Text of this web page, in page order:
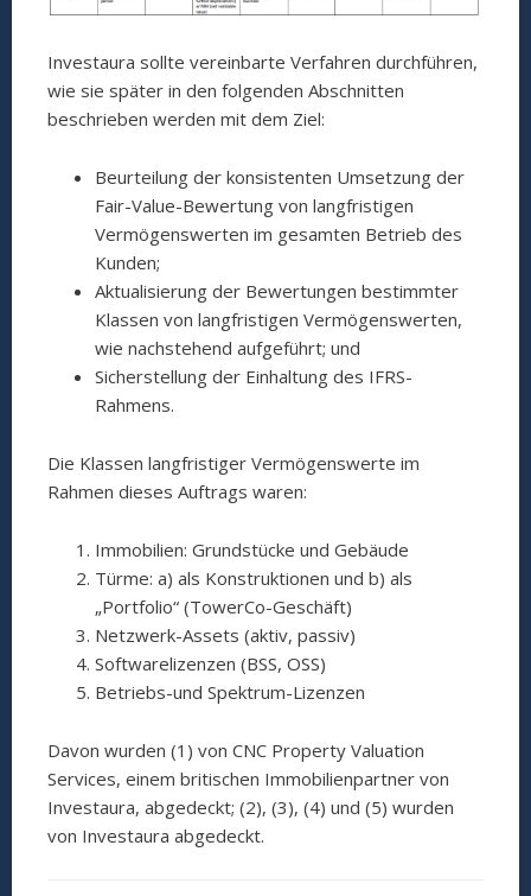
Investaura sollte vereinbarte Verfahren durchführen,
wie sie später in den folgenden Abschnitten
beschrieben werden mit dem Ziel:
Beurteilung der konsistenten Umsetzung der
Fair-Value-Bewertung von langfristigen
Vermögenswerten im gesamten Betrieb des
Kunden;
Aktualisierung der Bewertungen bestimmter
Klassen von langfristigen Vermögenswerten,
wie nachstehend aufgeführt; und
Sicherstellung der Einhaltung des IFRS-
Rahmens.
Die Klassen langfristiger Vermögenswerte im
Rahmen dieses Auftrags waren:
Immobilien: Grundstücke und Gebäude
Türme: a) als Konstruktionen und b) als
„Portfolio“ (TowerCo-Geschäft)
Netzwerk-Assets (aktiv, passiv)
Softwarelizenzen (BSS, OSS)
Betriebs-und Spektrum-Lizenzen
Davon wurden (1) von CNC Property Valuation
Services, einem britischen Immobilienpartner von
Investaura, abgedeckt; (2), (3), (4) und (5) wurden
von Investaura abgedeckt.